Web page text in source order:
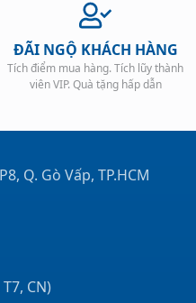
ĐÃI NGỘ KHÁCH HÀNG
Tích điểm mua hàng. Tích lũy thành
viên VIP. Quà tặng hấp dẫn
Q. Gò Vấp, TP.HCM
CN)